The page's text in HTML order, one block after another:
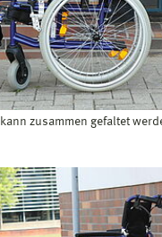
zusammen gefaltet